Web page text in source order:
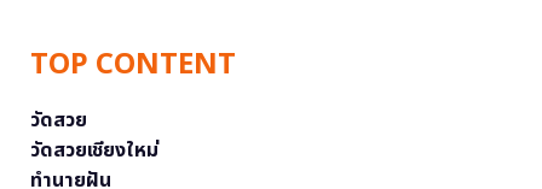
TOP CONTENT
วัดสวย
วัดสวยเชียงใหม่
ทำนายฝัน